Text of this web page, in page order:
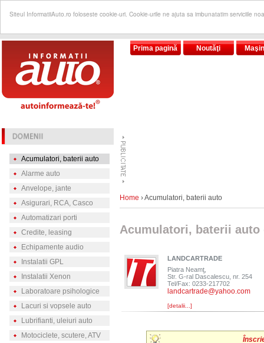
Siteul InformatiiAuto.ro foloseste cookie-uri. Cookie-urile ne ajuta sa imbunatatim serviciile
Prima pagină Noutăţi
Acumulatori, baterii auto
Alarme auto
Anvelope, jante
Asigurari, RCA, Casco
Automatizari porti
Credite, leasing
Echipamente audio
Instalatii GPL
Instalatii Xenon
Laboratoare psihologice
Lacuri si vopsele auto
Lubrifianti, uleiuri auto
Motociclete, scutere, ATV
Home › Acumulatori, baterii auto
Acumulatori, baterii auto
LANDCARTRADE
Piatra Neamţ,
Str. G-ral Dascalescu, nr. 254
Tel/Fax: 0233-217702
landcartrade@yahoo.com
[detalii...]